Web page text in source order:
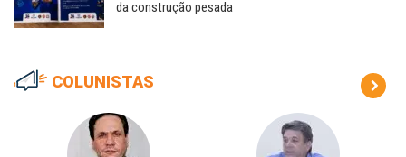
da construção pesada
COLUNISTAS